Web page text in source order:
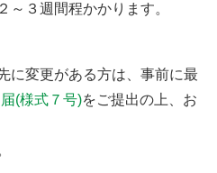
～３週間程かかります。
に変更がある方は、事前に最
(様式７号)をご提出の上、お